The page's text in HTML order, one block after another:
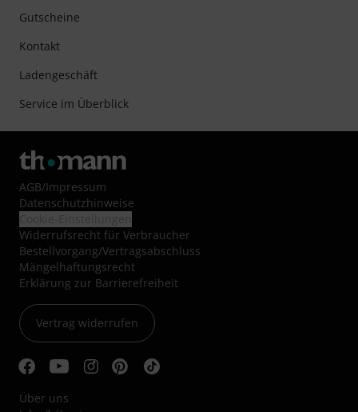
Gutscheine
Kontakt
Ladengeschäft
Service im Überblick
AGB/Impressum
Datenschutzhinweise
Widerrufsrecht für Verbraucher
Bestellvorgang/Vertragsabschluss
Mängelhaftungsrecht
Erklärung zur Barrierefreiheit
Vertrag widerrufen
Über uns